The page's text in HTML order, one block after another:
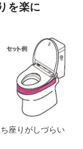
を楽に
座りがしづらい